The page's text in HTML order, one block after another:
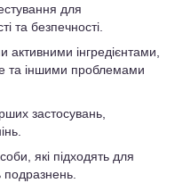
для
та безпечності.
активними інгредієнтами,
та іншими проблемами
застосувань,
які підходять для
подразнень.